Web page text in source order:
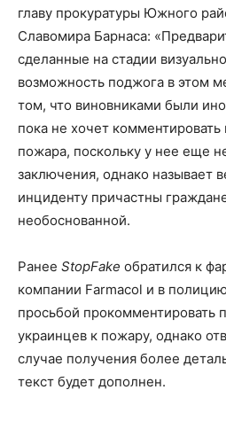
главу прокуратуры Южного
Славомира Барнаса:
сделанные на стадии
возможность поджога в этом
том, что виновниками были
пока не хочет
пожара, поскольку у нее еще
заключения, однако называет
инциденту причастны
необоснованной.
Ранее StopFake обратился к
компании Farmacol и в
просьбой прокомментировать
украинцев к пожару, однако
случае получения более
текст будет дополнен.